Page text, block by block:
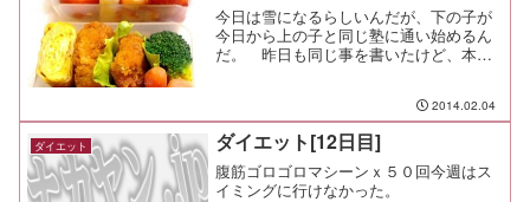
今日は雪になるらしいんだが、下の子が
今日から上の子と同じ塾に通い始めるん
だ。 昨日も同じ事を書いたけど、本当
ろう。下の子にはまだ塾弁は不要なんだ
けど、食べたいようだから...
2014.02.04
ダイエット ダイエット[12日目]
腹筋ゴロゴロマシーンｘ５０回今週はス
イミングに行けなかった。